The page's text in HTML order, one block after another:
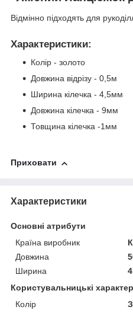
Відмінно підходять для
Характеристики:
Колір - золото
Довжина відрізу - 0,5м
Ширина кілечка - 4,5мм
Довжина кілечка - 9мм
Товщина кілечка -1мм
Приховати
Характеристики
Основні атрибути
Країна виробник
Довжина
Ширина
Користувальницькі
Колір